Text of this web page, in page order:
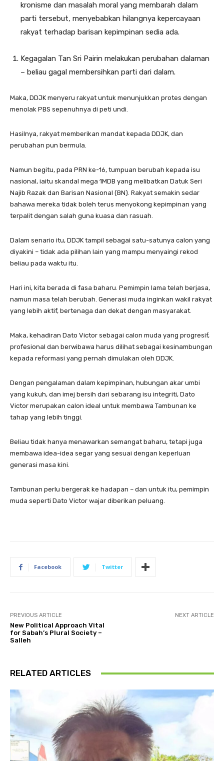
kronisme dan masalah moral yang membarah dalam
parti tersebut, menyebabkan hilangnya kepercayaan
rakyat terhadap barisan kepimpinan sedia ada.
Kegagalan Tan Sri Pairin melakukan perubahan dalaman
– beliau gagal membersihkan parti dari dalam.
Maka, DDJK menyeru rakyat untuk menunjukkan protes dengan
menolak PBS sepenuhnya di peti undi.
Hasilnya, rakyat memberikan mandat kepada DDJK, dan
perubahan pun bermula.
Namun begitu, pada PRN ke-16, tumpuan berubah kepada isu
nasional, iaitu skandal mega 1MDB yang melibatkan Datuk Seri
Najib Razak dan Barisan Nasional (BN). Rakyat semakin sedar
bahawa mereka tidak boleh terus menyokong kepimpinan yang
terpalit dengan salah guna kuasa dan rasuah.
Dalam senario itu, DDJK tampil sebagai satu-satunya calon yang
diyakini – tidak ada pilihan lain yang mampu menyaingi rekod
beliau pada waktu itu.
Hari ini, kita berada di fasa baharu. Pemimpin lama telah berjasa,
namun masa telah berubah. Generasi muda inginkan wakil rakyat
yang lebih aktif, bertenaga dan dekat dengan masyarakat.
Maka, kehadiran Dato Victor sebagai calon muda yang progresif,
profesional dan berwibawa harus dilihat sebagai kesinambungan
kepada reformasi yang pernah dimulakan oleh DDJK.
Dengan pengalaman dalam kepimpinan, hubungan akar umbi
yang kukuh, dan imej bersih dari sebarang isu integriti, Dato
Victor merupakan calon ideal untuk membawa Tambunan ke
tahap yang lebih tinggi.
Beliau tidak hanya menawarkan semangat baharu, tetapi juga
membawa idea-idea segar yang sesuai dengan keperluan
generasi masa kini.
Tambunan perlu bergerak ke hadapan – dan untuk itu, pemimpin
muda seperti Dato Victor wajar diberikan peluang.
Facebook Twitter
PREVIOUS ARTICLE
New Political Approach Vital
for Sabah’s Plural Society –
Salleh
NEXT ARTICLE
RELATED ARTICLES